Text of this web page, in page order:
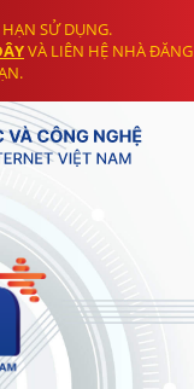
SỬ DỤNG.
VÀ LIÊN HỆ NHÀ ĐĂNG